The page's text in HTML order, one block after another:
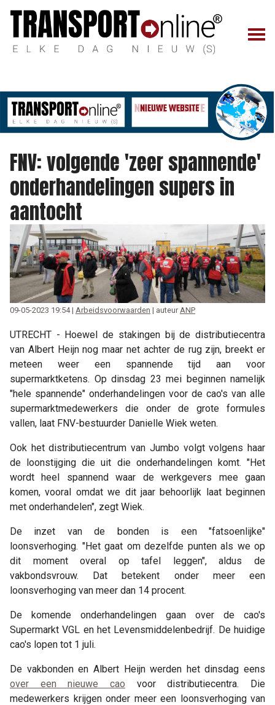
FNV: volgende 'zeer spannende'
onderhandelingen supers in
aantocht
09-05-2023 19:54 | Arbeidsvoorwaarden | auteur ANP
UTRECHT - Hoewel de stakingen bij de distributiecentra
van Albert Heijn nog maar net achter de rug zijn, breekt er
meteen weer een spannende tijd aan voor
supermarktketens. Op dinsdag 23 mei beginnen namelijk
"hele spannende" onderhandelingen voor de cao's van alle
supermarktmedewerkers die onder de grote formules
vallen, laat FNV-bestuurder Danielle Wiek weten.
Ook het distributiecentrum van Jumbo volgt volgens haar
de loonstijging die uit die onderhandelingen komt. "Het
wordt heel spannend waar de werkgevers mee gaan
komen, vooral omdat we dit jaar behoorlijk laat beginnen
met onderhandelen", zegt Wiek.
De inzet van de bonden is een "fatsoenlijke"
loonsverhoging. "Het gaat om dezelfde punten als we op
dit moment overal op tafel leggen", aldus de
vakbondsvrouw. Dat betekent onder meer een
loonsverhoging van meer dan 14 procent.
De komende onderhandelingen gaan over de cao's
Supermarkt VGL en het Levensmiddelenbedrijf. De huidige
cao's lopen tot 1 juli.
De vakbonden en Albert Heijn werden het dinsdag eens
over een nieuwe cao voor distributiecentra. Die
medewerkers krijgen onder meer een loonsverhoging van